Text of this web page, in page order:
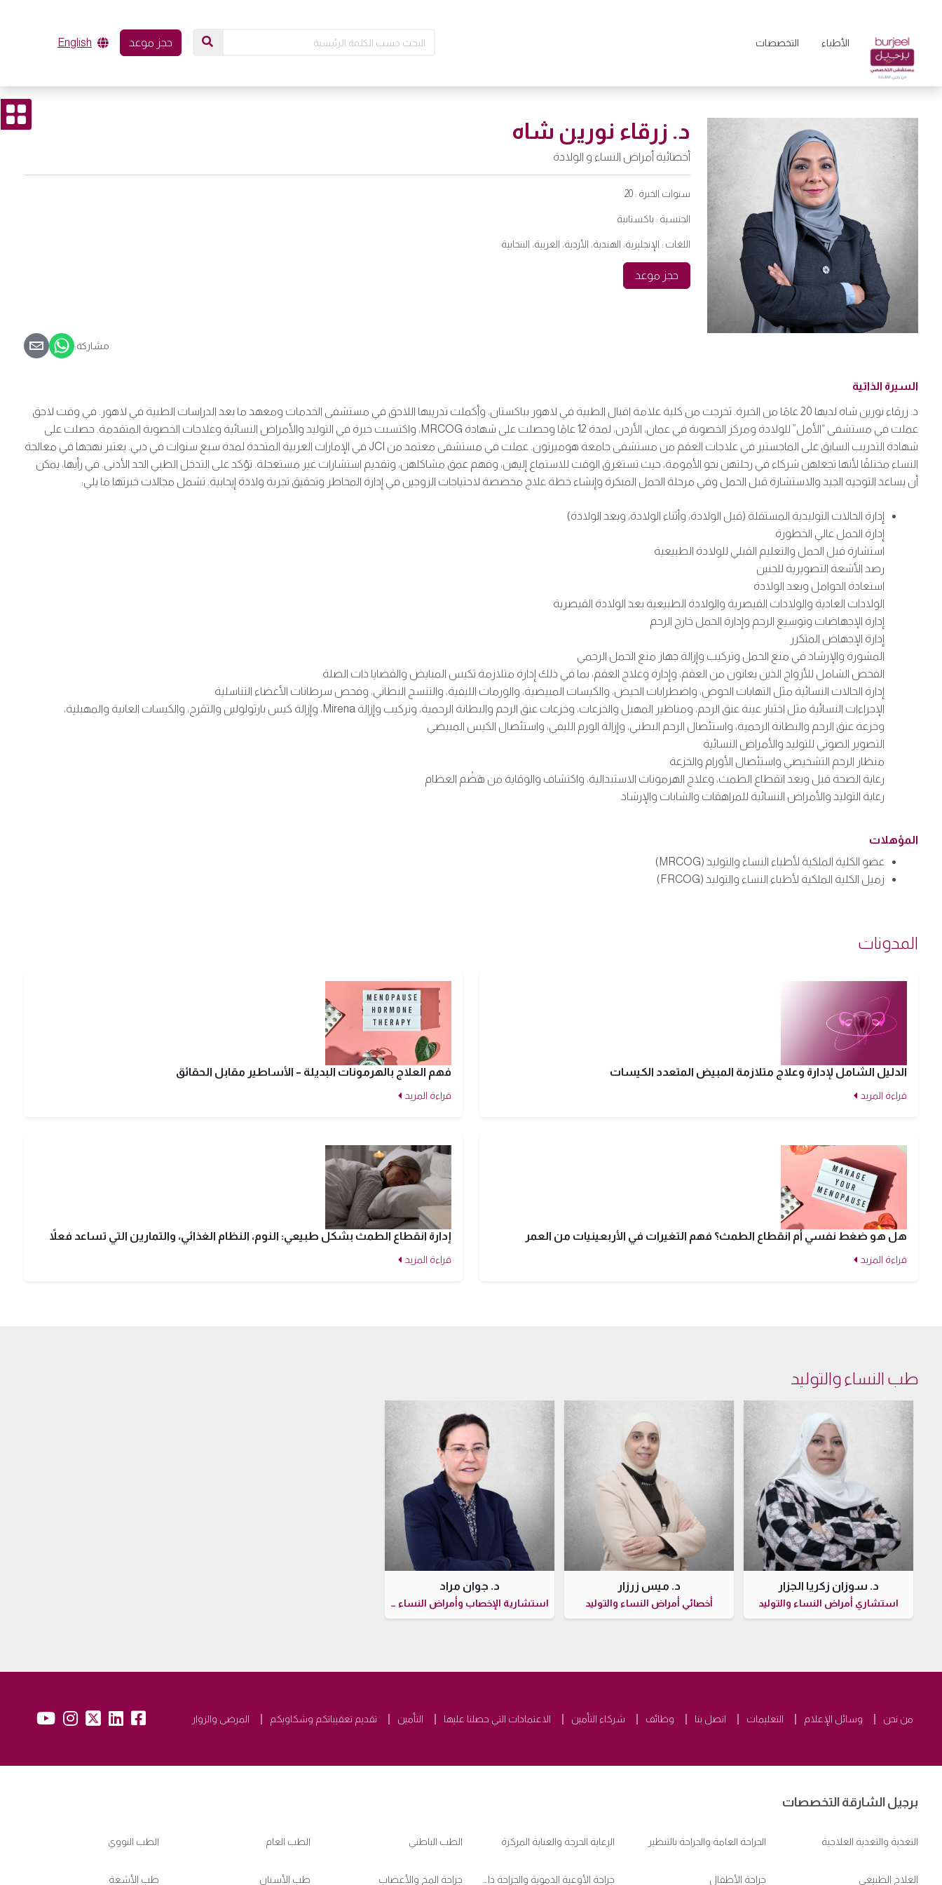
الأطباء التخصصات حجز موعد English
د. زرقاء نورين شاه
أخصائية أمراض النساء و الولادة
سنوات الخبرة : 20
الجنسية : باكستانية
اللغات : الإنجليزية، الهندية، الأردية، العربية، البنجابية
حجز موعد
مشاركة:
السيرة الذاتية
د. زرقاء نورين شاه لديها 20 عامًا من الخبرة. تخرجت من كلية علامة اقبال الطبية في لاهور بباكستان، وأكملت تدريبها اللاحق في مستشفى الخدمات ومعهد ما بعد الدراسات الطبية في لاهور. في وقت لاحق
عملت في مستشفى “الأمل” للولادة ومركز الخصوبة في عمان، الأردن، لمدة 12 عامًا وحصلت على شهادة MRCOG، واكتسبت خبرة في التوليد والأمراض النسائية وعلاجات الخصوبة المتقدمة. حصلت على
شهادة التدريب السابق على الماجستير في علاجات العقم من مستشفى جامعة هوميرتون. عملت في مستشفى معتمد من JCI في الإمارات العربية المتحدة لمدة سبع سنوات في دبي. يعتبر نهجها في معالجة
النساء مختلفًا لأنها تجعلهن شركاء في رحلتهن نحو الأمومة، حيث تستغرق الوقت للاستماع إليهن، وفهم عمق مشاكلهن، وتقديم استشارات غير مستعجلة. تؤكد على التدخل الطبي الحد الأدنى. في رأيها، يمكن
أن يساعد التوجيه الجيد والاستشارة قبل الحمل وفي مرحلة الحمل المبكرة وإنشاء خطة علاج مخصصة لاحتياجات الزوجين في إدارة المخاطر وتحقيق تجربة ولادة إيجابية. تشمل مجالات خبرتها ما يلي:
إدارة الحالات التوليدية المستقلة (قبل الولادة، وأثناء الولادة، وبعد الولادة)
إدارة الحمل عالي الخطورة
استشارة قبل الحمل والتعليم القبلي للولادة الطبيعية
رصد الأشعة التصويرية للجنين
استعادة الحوامل وبعد الولادة
الولادات العادية والولادات القيصرية والولادة الطبيعية بعد الولادة القيصرية
إدارة الإجهاضات وتوسيع الرحم وإدارة الحمل خارج الرحم
إدارة الإجهاض المتكرر
المشورة والإرشاد في منع الحمل وتركيب وإزالة جهاز منع الحمل الرحمي
الفحص الشامل للأزواج الذين يعانون من العقم، وإدارة وعلاج العقم، بما في ذلك إدارة متلازمة تكيس المبايض والقضايا ذات الصلة
إدارة الحالات النسائية مثل التهابات الحوض، واضطرابات الحيض، والكيسات المبيضية، والورمات الليفية، والتنسج البطاني، وفحص سرطانات الأعضاء التناسلية
الإجراءات النسائية مثل اختبار عينة عنق الرحم، ومناظير المهبل والخزعات، وخزعات عنق الرحم والبطانة الرحمية، وتركيب وإزالة Mirena، وإزالة كيس بارثولولين والتقرح، والكيسات العانية والمهبلية،
وخزعة عنق الرحم والبطانة الرحمية، واستئصال الرحم البطني، وإزالة الورم الليفي، واستئصال الكيس المبيضي
التصوير الصوتي للتوليد والأمراض النسائية
منظار الرحم التشخيصي واستئصال الأورام والخزعة
رعاية الصحة قبل وبعد انقطاع الطمث، وعلاج الهرمونات الاستبدالية، واكتشاف والوقاية من هَضْم العظام
رعاية التوليد والأمراض النسائية للمراهقات والشابات والإرشاد
المؤهلات
عضو الكلية الملكية لأطباء النساء والتوليد (MRCOG)
زميل الكلية الملكية لأطباء النساء والتوليد (FRCOG)
المدونات
الدليل الشامل لإدارة وعلاج متلازمة المبيض المتعدد الكيسات
قراءة المزيد
فهم العلاج بالهرمونات البديلة – الأساطير مقابل الحقائق
قراءة المزيد
هل هو ضغط نفسي أم انقطاع الطمث؟ فهم التغيرات في الأربعينيات من العمر
قراءة المزيد
إدارة انقطاع الطمث بشكل طبيعي: النوم، النظام الغذائي، والتمارين التي تساعد فعلاً
قراءة المزيد
طب النساء والتوليد
د. سوزان زكريا الجزار
استشاري أمراض النساء والتوليد
د. ميس زرزار
أخصائي أمراض النساء والتوليد
د. جوان مراد
استشارية الإخصاب وأمراض النساء والتوليد
من نحن وسائل الإعلام التعليمات اتصل بنا وظائف شركاء التأمين الاعتمادات التي حصلنا عليها التأمين تقديم تعقيباتكم وشكاويكم المرضى والزوار fb:
lk:
tw:
insta:
yb:
برجيل الشارقة التخصصات
التغذية والتغذية العلاجية الجراحة العامة والجراحة بالتنظير الرعاية الحرجة والعناية المركزة الطب الباطني الطب العام الطب النووي
العلاج الطبيعي جراحة الأطفال جراحة المخ والأعصاب طب الأسنان طب الأشعة